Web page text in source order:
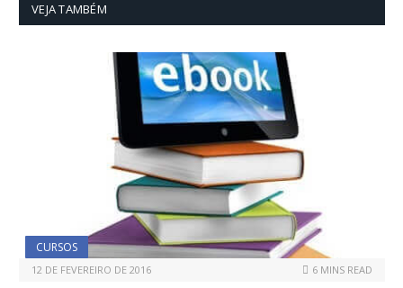
VEJA TAMBÉM
CURSOS
12 DE FEVEREIRO DE 2016 6 MINS READ